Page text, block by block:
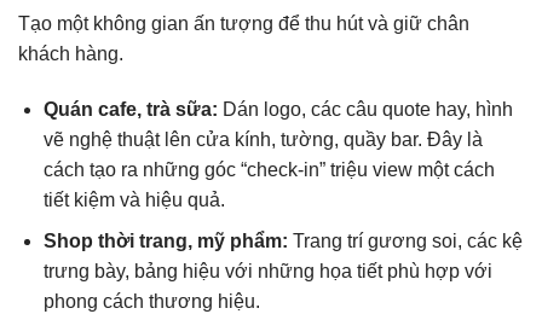
Tạo một không gian ấn tượng để thu hút và giữ chân
khách hàng.
Quán cafe, trà sữa: Dán logo, các câu quote hay, hình
vẽ nghệ thuật lên cửa kính, tường, quầy bar. Đây là
cách tạo ra những góc “check-in” triệu view một cách
tiết kiệm và hiệu quả.
Shop thời trang, mỹ phẩm: Trang trí gương soi, các kệ
trưng bày, bảng hiệu với những họa tiết phù hợp với
phong cách thương hiệu.